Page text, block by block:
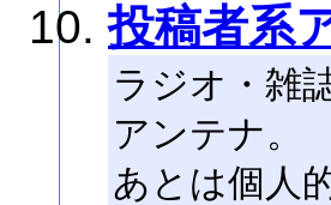
投稿者系
ラジオ・雑
アンテナ。
あとは個人